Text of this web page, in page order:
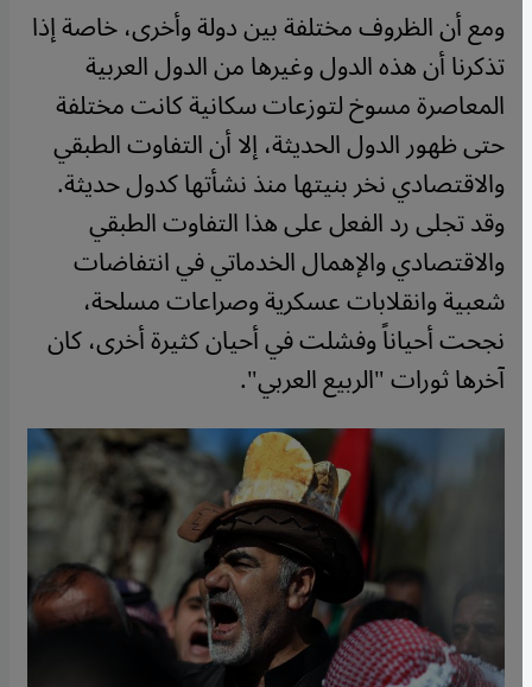
ومع أن الظروف مختلفة بين دولة وأخرى، خاصة إذا
تذكرنا أن هذه الدول وغيرها من الدول العربية
المعاصرة مسوخ لتوزعات سكانية كانت مختلفة
حتى ظهور الدول الحديثة، إلا أن التفاوت الطبقي
والاقتصادي نخر بنيتها منذ نشأتها كدول حديثة.
وقد تجلى رد الفعل على هذا التفاوت الطبقي
والاقتصادي والإهمال الخدماتي في انتفاضات
شعبية وانقلابات عسكرية وصراعات مسلحة،
نجحت أحياناً وفشلت في أحيان كثيرة أخرى، كان
آخرها ثورات "الربيع العربي".